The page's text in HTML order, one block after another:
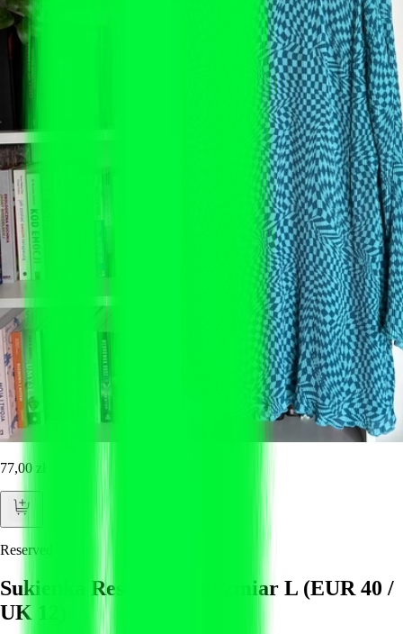
77,00 zł
Reserved
Sukienka Reserved – Rozmiar L (EUR 40 /
UK 12)